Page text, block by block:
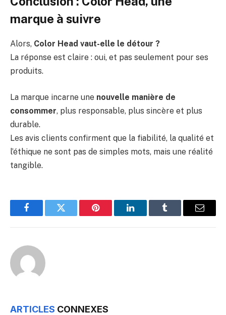
marque à suivre
Alors, Color Head vaut-elle le détour ?
La réponse est claire : oui, et pas seulement pour ses
produits.
La marque incarne une nouvelle manière de
consommer, plus responsable, plus sincère et plus
durable.
Les avis clients confirment que la fiabilité, la qualité et
l’éthique ne sont pas de simples mots, mais une réalité
tangible.
FacebookTwitter Pinterest LinkedInTumblr Email
ARTICLES CONNEXES